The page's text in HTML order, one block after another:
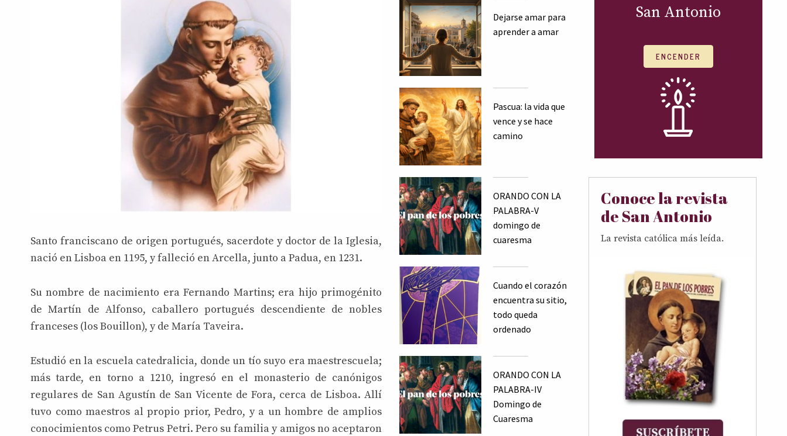
Santo franciscano de origen portugués, sacerdote y doctor de la Iglesia,
nació en Lisboa en 1195, y falleció en Arcella, junto a Padua, en 1231.
Su nombre de nacimiento era Fernando Martins; era hijo primogénito
de Martín de Alfonso, caballero portugués descendiente de nobles
franceses (los Bouillon), y de María Taveira.
Estudió en la escuela catedralicia, donde un tío suyo era maestrescuela;
más tarde, en torno a 1210, ingresó en el monasterio de canónigos
regulares de San Agustín de San Vicente de Fora, cerca de Lisboa. Allí
tuvo como maestros al propio prior, Pedro, y a un hombre de amplios
conocimientos como Petrus Petri. Pero su familia y amigos no aceptaron
Dejarse amar para
aprender a amar
Pascua: la vida que
vence y se hace
camino
ORANDO CON LA
PALABRA-V
domingo de
cuaresma
Cuando el corazón
encuentra su sitio,
todo queda
ordenado
ORANDO CON LA
PALABRA-IV
Domingo de
Cuaresma
San Antonio
ENCENDER
Conoce la revista
de San Antonio
La revista católica más leída.